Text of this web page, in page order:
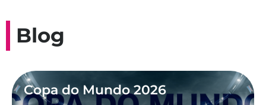
Blog
Copa do Mundo 2026